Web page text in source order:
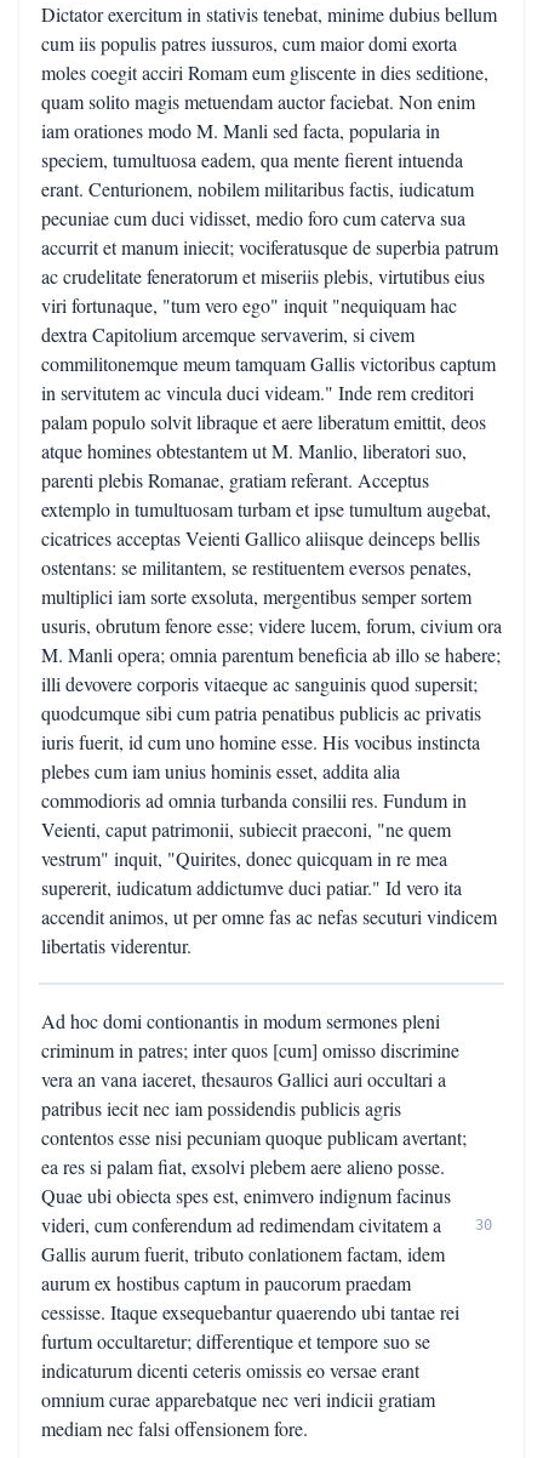
Dictator exercitum in stativis tenebat, minime dubius bellum
cum iis populis patres iussuros, cum maior domi exorta
moles coegit acciri Romam eum gliscente in dies seditione,
quam solito magis metuendam auctor faciebat. Non enim
iam orationes modo M. Manli sed facta, popularia in
speciem, tumultuosa eadem, qua mente fierent intuenda
erant. Centurionem, nobilem militaribus factis, iudicatum
pecuniae cum duci vidisset, medio foro cum caterva sua
accurrit et manum iniecit; vociferatusque de superbia patrum
ac crudelitate feneratorum et miseriis plebis, virtutibus eius
viri fortunaque, "tum vero ego" inquit "nequiquam hac
dextra Capitolium arcemque servaverim, si civem
commilitonemque meum tamquam Gallis victoribus captum
in servitutem ac vincula duci videam." Inde rem creditori
palam populo solvit libraque et aere liberatum emittit, deos
atque homines obtestantem ut M. Manlio, liberatori suo,
parenti plebis Romanae, gratiam referant. Acceptus
extemplo in tumultuosam turbam et ipse tumultum augebat,
cicatrices acceptas Veienti Gallico aliisque deinceps bellis
ostentans: se militantem, se restituentem eversos penates,
multiplici iam sorte exsoluta, mergentibus semper sortem
usuris, obrutum fenore esse; videre lucem, forum, civium ora
M. Manli opera; omnia parentum beneficia ab illo se habere;
illi devovere corporis vitaeque ac sanguinis quod supersit;
quodcumque sibi cum patria penatibus publicis ac privatis
iuris fuerit, id cum uno homine esse. His vocibus instincta
plebes cum iam unius hominis esset, addita alia
commodioris ad omnia turbanda consilii res. Fundum in
Veienti, caput patrimonii, subiecit praeconi, "ne quem
vestrum" inquit, "Quirites, donec quicquam in re mea
supererit, iudicatum addictumve duci patiar." Id vero ita
accendit animos, ut per omne fas ac nefas secuturi vindicem
libertatis viderentur.
Ad hoc domi contionantis in modum sermones pleni
criminum in patres; inter quos [cum] omisso discrimine
vera an vana iaceret, thesauros Gallici auri occultari a
patribus iecit nec iam possidendis publicis agris
contentos esse nisi pecuniam quoque publicam avertant;
ea res si palam fiat, exsolvi plebem aere alieno posse.
Quae ubi obiecta spes est, enimvero indignum facinus
videri, cum conferendum ad redimendam civitatem a
Gallis aurum fuerit, tributo conlationem factam, idem
aurum ex hostibus captum in paucorum praedam
cessisse. Itaque exsequebantur quaerendo ubi tantae rei
furtum occultaretur; differentique et tempore suo se
indicaturum dicenti ceteris omissis eo versae erant
omnium curae apparebatque nec veri indicii gratiam
mediam nec falsi offensionem fore.
30